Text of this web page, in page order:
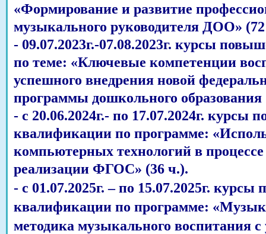
«Формирование и развитие
музыкального руководителя ДОО» (72
- 09.07.2023г.-07.08.2023г. курсы
по теме: «Ключевые компетенции
успешного внедрения новой
программы дошкольного образования
- с 20.06.2024г.- по 17.07.2024г. курсы
квалификации по программе:
компьютерных технологий в процессе
реализации ФГОС» (36 ч.).
- с 01.07.2025г. – по 15.07.2025г.
квалификации по программе:
методика музыкального воспитания с